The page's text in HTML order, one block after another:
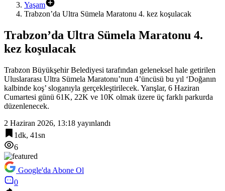
Yaşam
Trabzon’da Ultra Sümela Maratonu 4. kez koşulacak
Trabzon’da Ultra Sümela Maratonu 4.
kez koşulacak
Trabzon Büyükşehir Belediyesi tarafından geleneksel hale getirilen
Uluslararası Ultra Sümela Maratonu’nun 4’üncüsü bu yıl ‘Doğanın
kalbinde koş’ sloganıyla gerçekleştirilecek. Yarışlar, 6 Haziran
Cumartesi günü 61K, 22K ve 10K olmak üzere üç farklı parkurda
düzenlenecek.
2 Haziran 2026, 13:18 yayınlandı
1dk, 41sn
6
Google'da Abone Ol
0